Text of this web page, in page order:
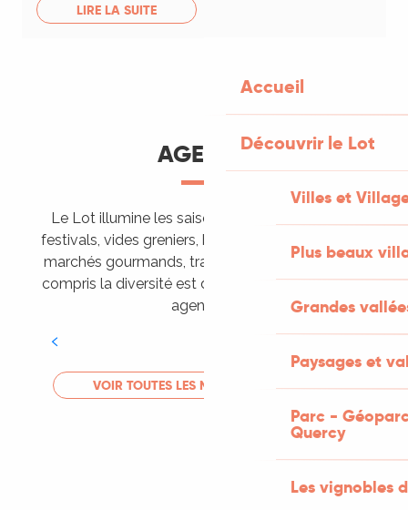
Accueil
Découvrir le Lot
Villes et
Plus beaux
Grandes
Paysages et
Parc -
Quercy
Les vignobles
LIRE LA SUITE
AGENDA
Le Lot illumine les saisons de ses animations :
festivals, vides greniers, brocantes, fêtes votives,
marchés gourmands, trails sportifs… Vous l’aurez
compris la diversité est de mise, alors tous à vos
agendas !
LIRE LA SUITE
VOIR TOUTES LES MANIFESTATIONS